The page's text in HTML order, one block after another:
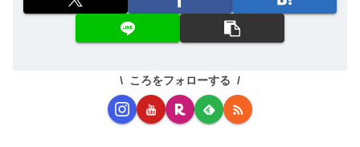
ころをフォローする